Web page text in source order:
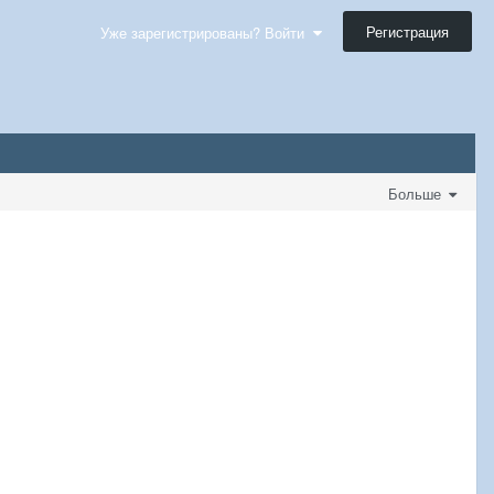
Уже зарегистрированы? Войти Регистрация
Больше